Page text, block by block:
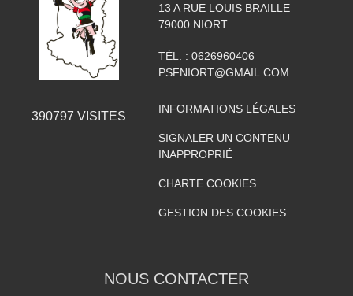
390797 VISITES
13 A RUE LOUIS BRAILLE
79000 NIORT
TÉL. : 0626960406
PSFNIORT@GMAIL.COM
INFORMATIONS LÉGALES
SIGNALER UN CONTENU
INAPPROPRIÉ
CHARTE COOKIES
GESTION DES COOKIES
NOUS CONTACTER